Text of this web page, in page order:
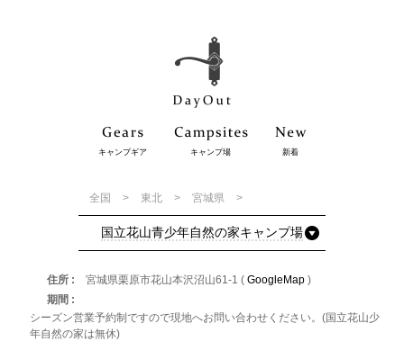
キャンプギア キャンプ場 新着
全国 東北 宮城県
国立花山青少年自然の家キャンプ場
住所 宮城県栗原市花山本沢沼山61-1 ( GoogleMap )
期間
シーズン営業予約制ですので現地へお問い合わせください。(国立花山少
年自然の家は無休)